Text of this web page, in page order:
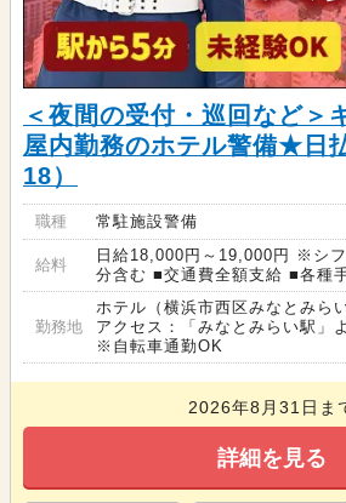
＜夜間の受付・巡回など＞
屋内勤務のホテル警備★日
18）
職種 常駐施設警備
給料
日給18,000円～19,000円 ※シ
分含む ■交通費全額支給 ■各種
勤務地
ホテル（横浜市西区みなとみらい
アクセス：「みなとみらい駅」
※自転車通勤OK
2026年8月31日ま
詳細を見る